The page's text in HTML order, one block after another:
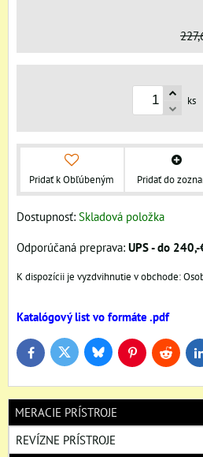
ks
Pridať k Obľúbeným Pridať do
Dostupnosť: Skladová položka
UPS - do
Katalógový list vo formáte .pdf
FacebookTwitter BlueskyPinterestReddit
MERACIE PRÍSTROJE
REVÍZNE PRÍSTROJE